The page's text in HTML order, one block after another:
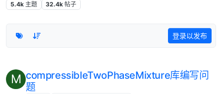
5.4k 主题 32.4k 帖子
登录以发布
M compressibleTwoPhaseMixture库编写问
题